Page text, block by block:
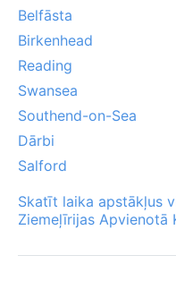
Belfāsta
Birkenhead
Reading
Swansea
Southend-on-Sea
Dārbi
Salford
Skatīt laika apstākļus
Ziemeļīrijas Apvienotā